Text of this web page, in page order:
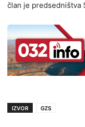
član je predsedništva
IZVOR GZS